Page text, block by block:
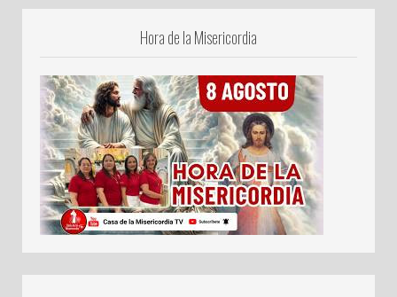
Hora de la Misericordia